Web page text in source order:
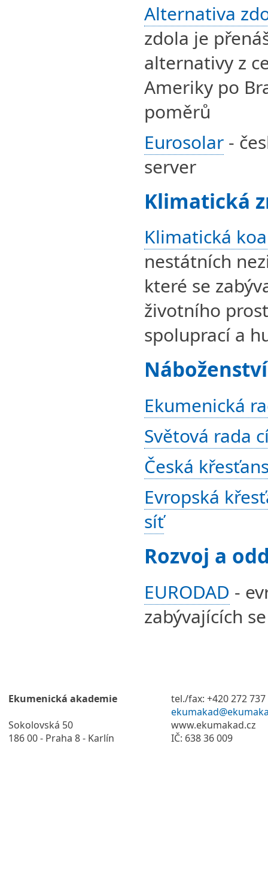
Alternativa
zdola je
alternativy z
Ameriky po
poměrů
Eurosolar -
server
Klimatická
Klimatická
nestátních
které se
životního
spoluprací a
Ekumenická
Světová rada
Česká
Evropská
síť
Rozvoj a
EURODAD -
zabývajících
Ekumenická akademie
Sokolovská 50
186 00 - Praha 8 - Karlín
tel./fax: +420 272 737
www.ekumakad.cz
IČ: 638 36 009